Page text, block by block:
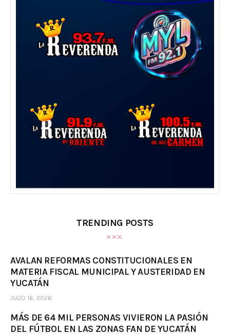
TRENDING POSTS
AVALAN REFORMAS CONSTITUCIONALES EN
MATERIA FISCAL MUNICIPAL Y AUSTERIDAD EN
YUCATÁN
JULIO 16, 2026
MÁS DE 64 MIL PERSONAS VIVIERON LA PASIÓN
DEL FÚTBOL EN LAS ZONAS FAN DE YUCATÁN